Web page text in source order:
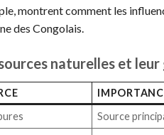
montrent comment les
des Congolais.
naturelles et
Source